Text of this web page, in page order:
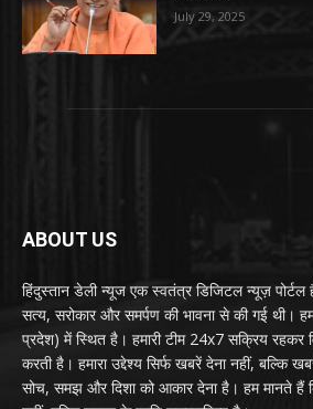
July 29, 2025
ABOUT US
हिंदुस्तान डेली न्यूज एक स्वतंत्र डिजिटल न्यूज़
सत्य, सरोकार और समर्पण की भावना से की गई थी।
प्रदेश) में स्थित है। हमारी टीम 24x7 सक्रिय रहकर
करती है। हमारा उद्देश्य सिर्फ खबरें देना नहीं, बल्कि
सोच, समझ और दिशा को आकार देना है। हम मानते हैं